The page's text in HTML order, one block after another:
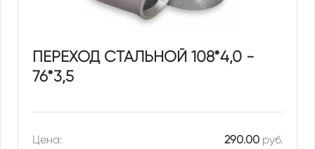
ПЕРЕХОД СТАЛЬНОЙ 108*4,0 -
76*3,5
Цена: 290.00руб.